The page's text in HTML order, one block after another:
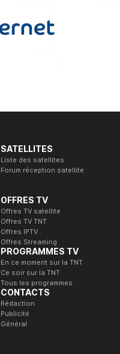
SATELLITES
Liste des satellites
Forum réception satellite
OFFRES TV
Offres TV satellite
Offres TV TNT
Offres IPTV
Offres Streaming
PROGRAMMES TV
En ce moment sur la TNT
Ce soir sur la TNT
Tous les programmes
CONTACTS
Rédaction
Publicité
Général